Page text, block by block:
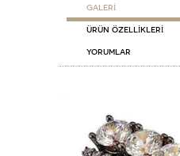
GALERİ
ÜRÜN ÖZELLİKLERİ
Yorumlar